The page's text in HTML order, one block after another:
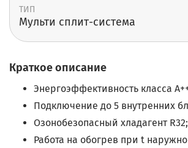
ТИП
Мульти сплит-cистема
Краткое описание
Энергоэффективность класса
Подключение до 5 внутренних
Озонобезопасный хладагент R32;
Работа на обогрев при t